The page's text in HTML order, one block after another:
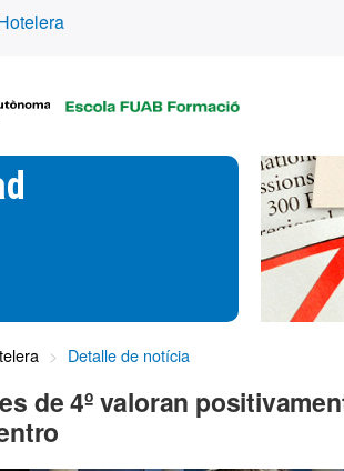
B
Detalle de notícia
de 4º valoran